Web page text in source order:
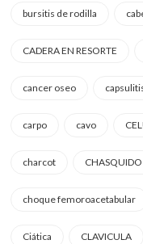
bursitis de rodilla
CADERA EN RESORTE
cancer oseo
carpo cavo
charcot
choque femoroacetabular
Ciática CLAVICULA